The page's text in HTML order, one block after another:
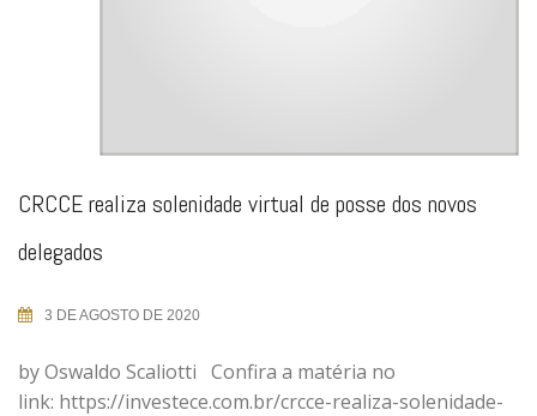
CRCCE realiza solenidade virtual de posse dos novos
delegados
3 DE AGOSTO DE 2020
by Oswaldo Scaliotti Confira a matéria no
link: https://investece.com.br/crcce-realiza-solenidade-